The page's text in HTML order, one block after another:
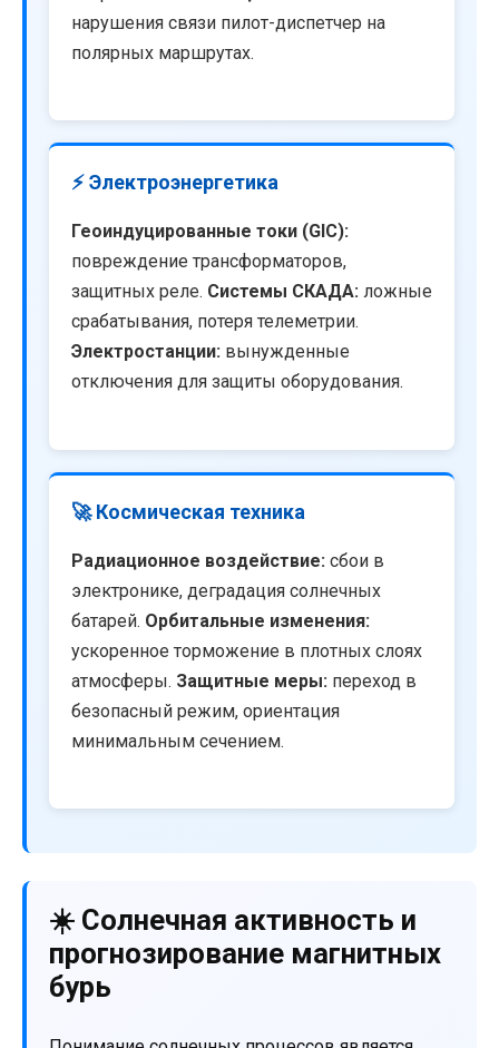
нарушения связи пилот-диспетчер на
полярных маршрутах.
⚡ Электроэнергетика
Геоиндуцированные токи (GIC):
повреждение трансформаторов,
защитных реле. Системы СКАДА: ложные
срабатывания, потеря телеметрии.
Электростанции: вынужденные
отключения для защиты оборудования.
🚀 Космическая техника
Радиационное воздействие: сбои в
электронике, деградация солнечных
батарей. Орбитальные изменения:
ускоренное торможение в плотных слоях
атмосферы. Защитные меры: переход в
безопасный режим, ориентация
минимальным сечением.
☀️ Солнечная активность и
прогнозирование магнитных
бурь